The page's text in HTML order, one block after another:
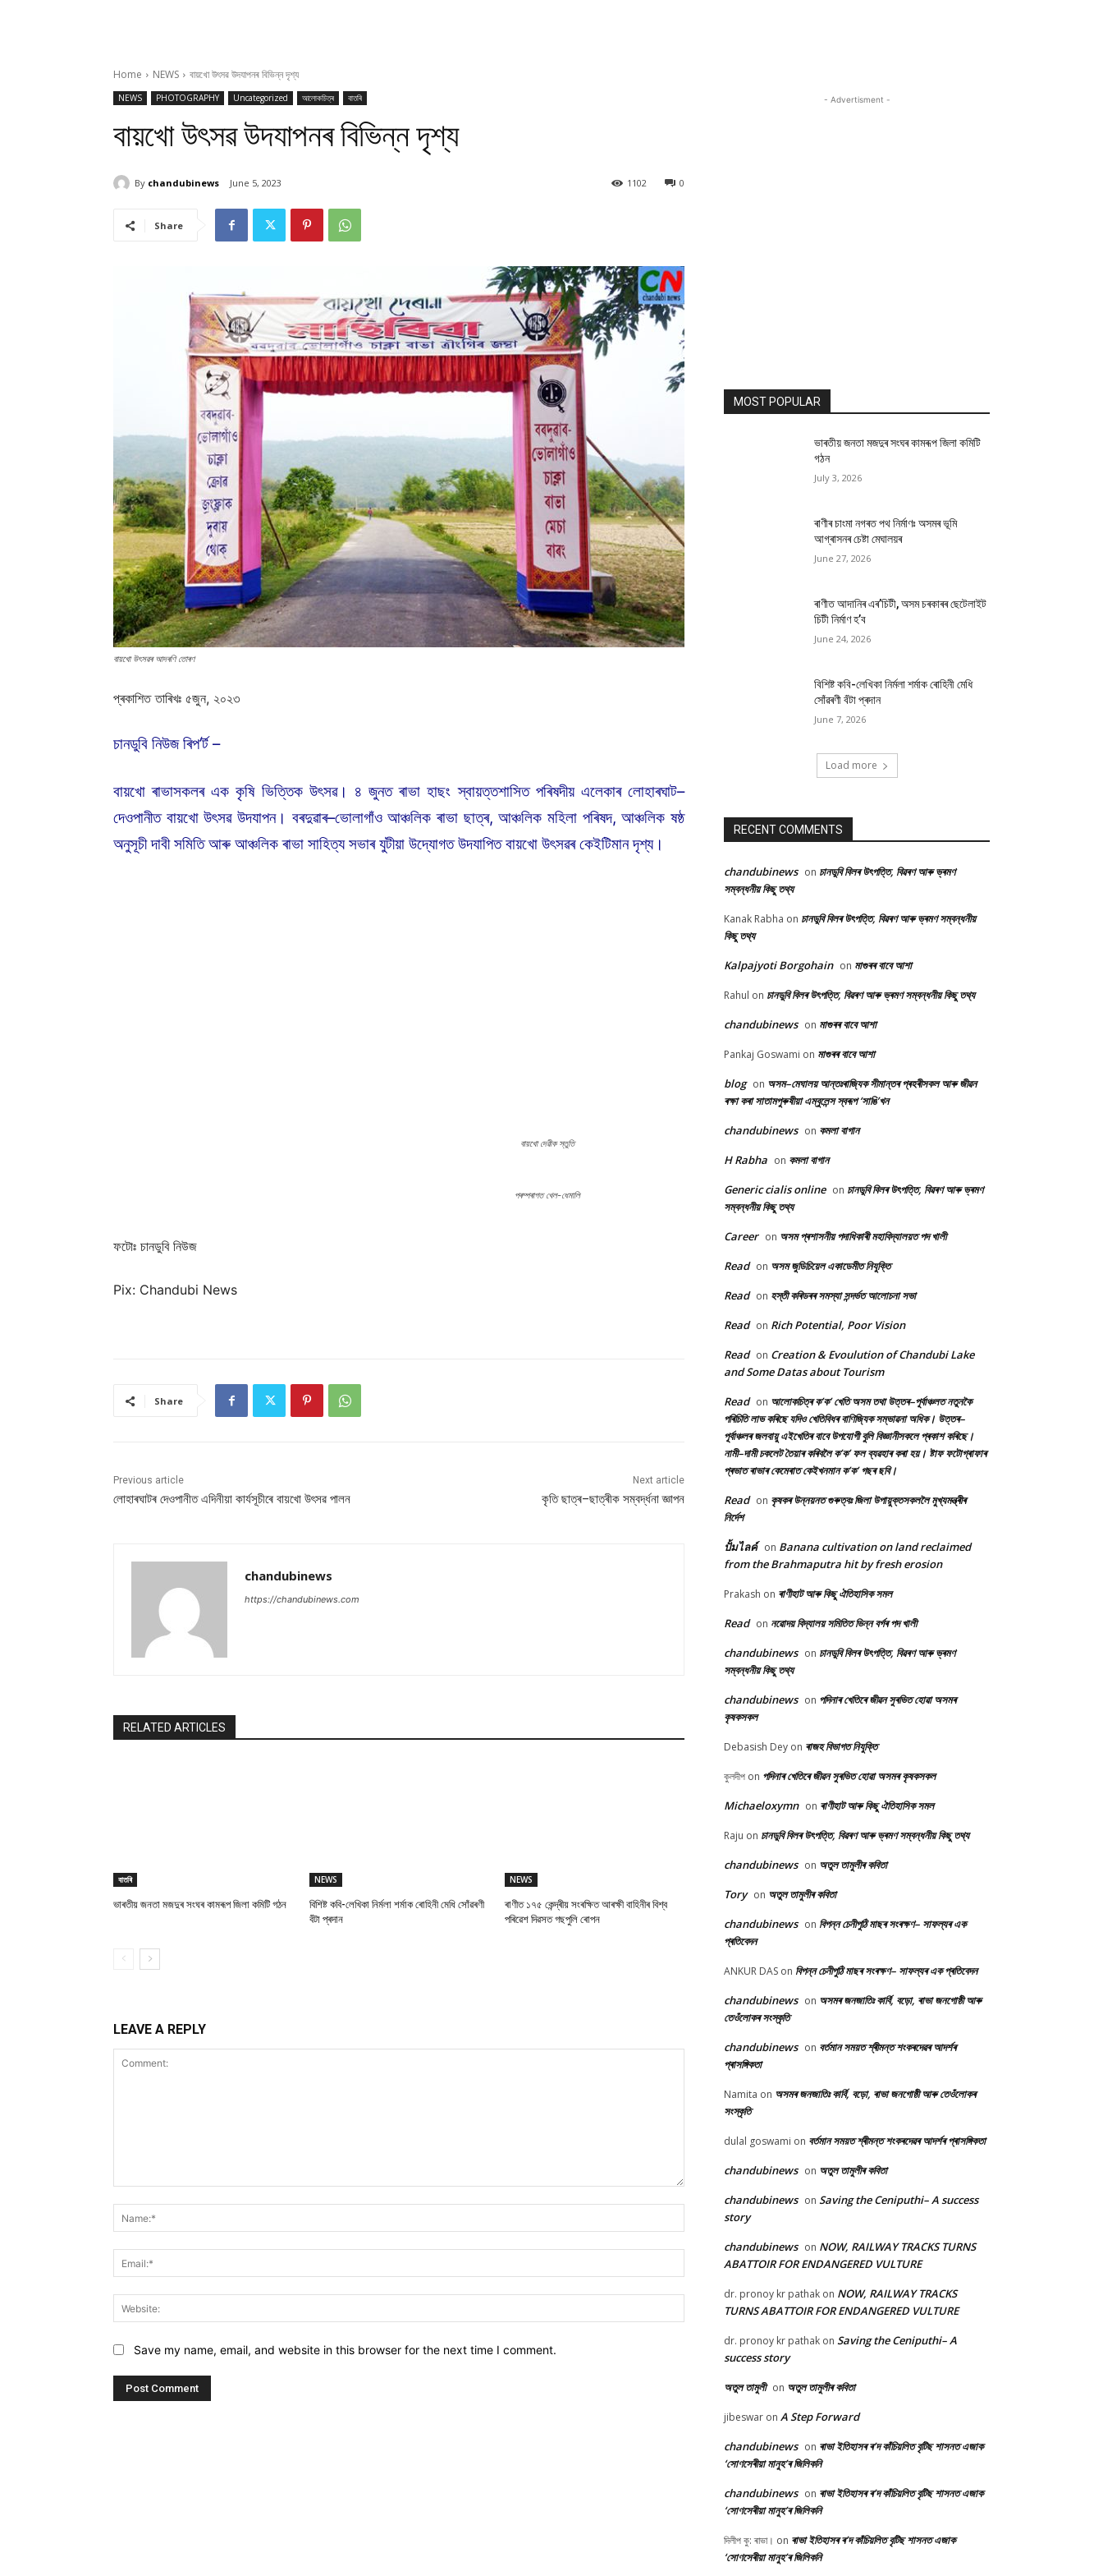
Home NEWS বায়খো উৎসৱ উদযাপনৰ বিভিন্ন দৃশ্য
NEWS PHOTOGRAPHY Uncategorized আলোকচিত্ৰ বাতৰি
বায়খো উৎসৱ উদযাপনৰ বিভিন্ন দৃশ্য
By chandubinews June 5, 2023 0
1102
Share
বায়খো উৎসৱৰ আদৰণি তোৰণ
প্ৰকাশিত তাৰিখঃ ৫জুন, ২০২৩
চানডুবি নিউজ ৰিপ’ৰ্ট –
বায়খো ৰাভাসকলৰ এক কৃষি ভিত্তিক উৎসৱ। ৪ জুনত ৰাভা হাছং স্বায়ত্তশাসিত পৰিষদীয় এলেকাৰ লোহাৰঘাট–
দেওপানীত বায়খো উৎসৱ উদযাপন। বৰদুৱাৰ–ভোলাগাঁও আঞ্চলিক ৰাভা ছাত্ৰ, আঞ্চলিক মহিলা পৰিষদ, আঞ্চলিক ষষ্ঠ
অনুসূচী দাবী সমিতি আৰু আঞ্চলিক ৰাভা সাহিত্য সভাৰ যুটীয়া উদ্যোগত উদযাপিত বায়খো উৎসৱৰ কেইটিমান দৃশ্য।
বায়খো দেৱীক স্তুতি
পৰম্পৰাগত খেল-ধেমালি
ফটোঃ চানডুবি নিউজ
Pix: Chandubi News
Share
Previous article
লোহাৰঘাটৰ দেওপানীত এদিনীয়া কাৰ্যসূচীৰে বায়খো উৎসৱ পালন
Next article
কৃতি ছাত্ৰ–ছাত্ৰীক সম্বৰ্দ্ধনা জ্ঞাপন
chandubinews
https://chandubinews.com
RELATED ARTICLES
বাতৰি
ভাৰতীয় জনতা মজদুৰ সংঘৰ কামৰূপ জিলা কমিটি গঠন
NEWS
বিশিষ্ট কবি-লেখিকা নিৰ্মলা শৰ্মাক ৰোহিনী মেধি সোঁৱৰণী
বঁটা প্ৰদান
NEWS
ৰাণীত ১৭৫ কেন্দ্ৰীয় সংৰক্ষিত আৰক্ষী বাহিনীৰ বিশ্ব
পৰিৱেশ দিৱসত গছপুলি ৰোপন
LEAVE A REPLY
Website:
Save my name, email, and website in this browser for the next time I comment.
- Advertisment -
MOST POPULAR
ভাৰতীয় জনতা মজদুৰ সংঘৰ কামৰূপ জিলা কমিটি
গঠন
July 3, 2026
ৰাণীৰ চাংমা নগৰত পথ নিৰ্মাণঃ অসমৰ ভূমি
আগ্ৰাসনৰ চেষ্টা মেঘালয়ৰ
June 27, 2026
ৰাণীত আদানিৰ এৰ’চিটী, অসম চৰকাৰৰ ছেটেলাইট
চিটী নিৰ্মাণ হ’ব
June 24, 2026
বিশিষ্ট কবি-লেখিকা নিৰ্মলা শৰ্মাক ৰোহিনী মেধি
সোঁৱৰণী বঁটা প্ৰদান
June 7, 2026
Load more
RECENT COMMENTS
chandubinews on চানডুবি বিলৰ উৎপত্তি, বিৱৰণ আৰু ভ্ৰমণ
সম্বন্ধনীয় কিছু তথ্য
Kanak Rabha on চানডুবি বিলৰ উৎপত্তি, বিৱৰণ আৰু ভ্ৰমণ সম্বন্ধনীয়
কিছু তথ্য
Kalpajyoti Borgohain on মাগুৰৰ বাবে আশা
Rahul on চানডুবি বিলৰ উৎপত্তি, বিৱৰণ আৰু ভ্ৰমণ সম্বন্ধনীয় কিছু তথ্য
chandubinews on মাগুৰৰ বাবে আশা
Pankaj Goswami on মাগুৰৰ বাবে আশা
blog on অসম–মেঘালয় আন্তঃৰাজ্যিক সীমান্তৰ প্ৰহৰীসকল আৰু জীৱন
ৰক্ষা কৰা সাতামপুৰুষীয়া এম্বুলেন্স স্বৰূপ ‘সাঙি’খন
chandubinews on কমলা বাগান
H Rabha on কমলা বাগান
Generic cialis online on চানডুবি বিলৰ উৎপত্তি, বিৱৰণ আৰু ভ্ৰমণ
সম্বন্ধনীয় কিছু তথ্য
Career on অসম প্ৰশাসনীয় পদাধিকাৰী মহাবিদ্যালয়ত পদ খালী
Read on অসম জুডিচিয়েল একাডেমীত নিযুক্তি
Read on হস্তী কৰিডৰৰ সমস্যা সন্দৰ্ভত আলোচনা সভা
Read on Rich Potential, Poor Vision
Read on Creation & Evoulution of Chandubi Lake
and Some Datas about Tourism
Read on আলোকচিত্ৰ ক’ক’ খেতি অসম তথা উত্তৰ–পূৰ্বাঞ্চলত নতুনকৈ
পৰিচিতি লাভ কৰিছে যদিও খেতিবিধৰ বাণিজ্যিক সম্ভাৱনা অধিক। উত্তৰ–
পূৰ্বাঞ্চলৰ জলবায়ু এইখেতিৰ বাবে উপযোগী বুলি বিজ্ঞানীসকলে প্ৰকাশ কৰিছে।
নামী–দামী চকলেট তৈয়াৰ কৰিবলৈ ক’ক’ ফল ব্যৱহাৰ কৰা হয়। ষ্টাফ ফটোগ্ৰাফাৰ
প্ৰভাত ৰাভাৰ কেমেৰাত কেইখনমান ক’ক’ গছৰ ছবি।
Read on কৃষকৰ উন্নয়নত গুৰুত্বঃ জিলা উপায়ুক্তসকললৈ মুখ্যমন্ত্ৰীৰ
নিৰ্দেশ
ปั้มไลค์ on Banana cultivation on land reclaimed
from the Brahmaputra hit by fresh erosion
Prakash on ৰাণীহাট আৰু কিছু ঐতিহাসিক সমল
Read on নৱোদয় বিদ্যালয় সমিতিত ভিন্ন বৰ্গৰ পদ খালী
chandubinews on চানডুবি বিলৰ উৎপত্তি, বিৱৰণ আৰু ভ্ৰমণ
সম্বন্ধনীয় কিছু তথ্য
chandubinews on পদিনাৰ খেতিৰে জীৱন সুৰভিত হোৱা অসমৰ
কৃষকসকল
Debasish Dey on ৰাজহ বিভাগত নিযুক্তি
কুলদীপ on পদিনাৰ খেতিৰে জীৱন সুৰভিত হোৱা অসমৰ কৃষকসকল
Michaeloxymn on ৰাণীহাট আৰু কিছু ঐতিহাসিক সমল
Raju on চানডুবি বিলৰ উৎপত্তি, বিৱৰণ আৰু ভ্ৰমণ সম্বন্ধনীয় কিছু তথ্য
chandubinews on অতুল তামুলীৰ কবিতা
Tory on অতুল তামুলীৰ কবিতা
chandubinews on বিপন্ন চেনীপুঠি মাছৰ সংৰক্ষণ– সাফল্যৰ এক
প্ৰতিবেদন
ANKUR DAS on বিপন্ন চেনীপুঠি মাছৰ সংৰক্ষণ– সাফল্যৰ এক প্ৰতিবেদন
chandubinews on অসমৰ জনজাতিঃ কাৰ্বি, বড়ো, ৰাভা জনগোষ্ঠী আৰু
তেওঁলোকৰ সংস্কৃতি
chandubinews on বৰ্তমান সময়ত শ্ৰীমন্ত শংকৰদেৱৰ আদৰ্শৰ
প্ৰাসঙ্গিকতা
Namita on অসমৰ জনজাতিঃ কাৰ্বি, বড়ো, ৰাভা জনগোষ্ঠী আৰু তেওঁলোকৰ
সংস্কৃতি
dulal goswami on বৰ্তমান সময়ত শ্ৰীমন্ত শংকৰদেৱৰ আদৰ্শৰ প্ৰাসঙ্গিকতা
chandubinews on অতুল তামুলীৰ কবিতা
chandubinews on Saving the Ceniputhi– A success
story
chandubinews on NOW, RAILWAY TRACKS TURNS
ABATTOIR FOR ENDANGERED VULTURE
dr. pronoy kr pathak on NOW, RAILWAY TRACKS
TURNS ABATTOIR FOR ENDANGERED VULTURE
dr. pronoy kr pathak on Saving the Ceniputhi– A
success story
অতুল তামুলী on অতুল তামুলীৰ কবিতা
jibeswar on A Step Forward
chandubinews on ৰাভা ইতিহাসৰ ৰ’দ কাঁচিয়লিত বৃটিছ শাসনত এজাক
‘সোণসেৰীয়া মানুহ’ৰ জিলিকনি
chandubinews on ৰাভা ইতিহাসৰ ৰ’দ কাঁচিয়লিত বৃটিছ শাসনত এজাক
‘সোণসেৰীয়া মানুহ’ৰ জিলিকনি
দিলীপ কু: ৰাভা। on ৰাভা ইতিহাসৰ ৰ’দ কাঁচিয়লিত বৃটিছ শাসনত এজাক
‘সোণসেৰীয়া মানুহ’ৰ জিলিকনি